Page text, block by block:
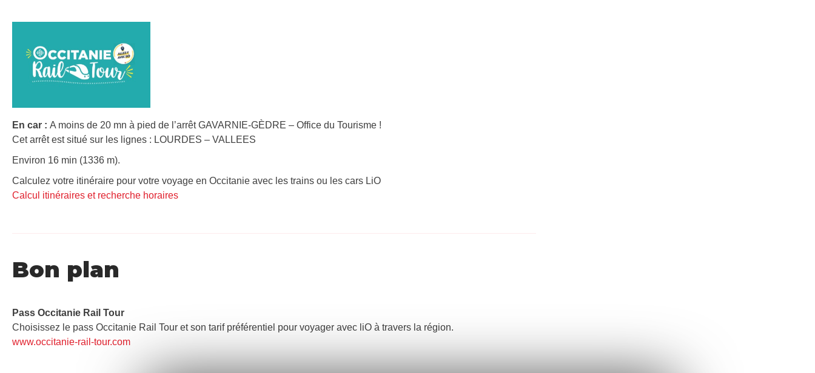
En car : A moins de 20 mn à pied de l’arrêt GAVARNIE-GÈDRE – Office du Tourisme !
Cet arrêt est situé sur les lignes : LOURDES – VALLEES
Environ 16 min (1336 m).
Calculez votre itinéraire pour votre voyage en Occitanie avec les trains ou les cars LiO
Calcul itinéraires et recherche horaires
Bon plan
Pass Occitanie Rail Tour​
Choisissez le pass Occitanie Rail Tour et son tarif préférentiel pour voyager avec liO à travers la région.
www.occitanie-rail-tour.com